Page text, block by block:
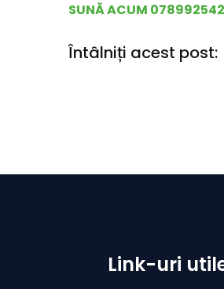
SUNĂ ACUM 078992542
Întâlniți acest post:
Link-uri